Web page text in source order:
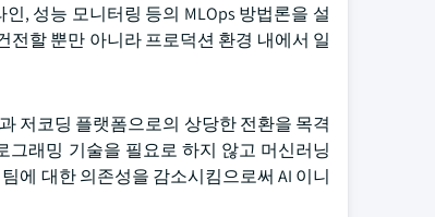
, 성능 모니터링 등의 MLOps 방법론을 설
전할 뿐만 아니라 프로덕션 환경 내에서 일
저코딩 플랫폼으로의 상당한 전환을 목격
래밍 기술을 필요로 하지 않고 머신러닝
에 대한 의존성을 감소시킴으로써 AI 이니